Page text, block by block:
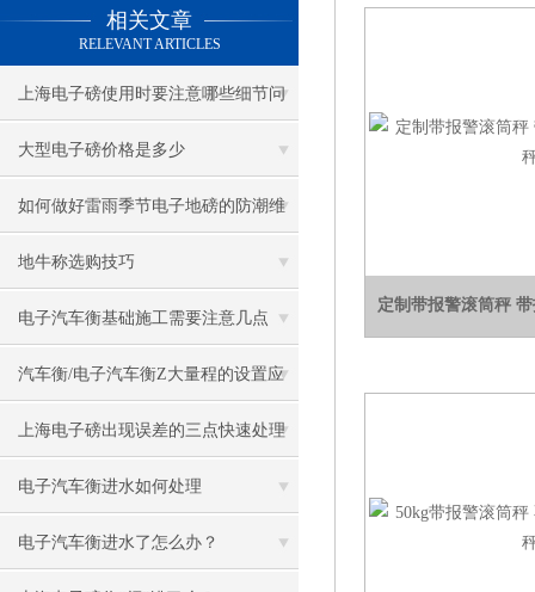
相关文章
RELEVANT ARTICLES
上海电子磅使用时要注意哪些细节问
题
大型电子磅价格是多少
如何做好雷雨季节电子地磅的防潮维
护工作？
地牛称选购技巧
电子汽车衡基础施工需要注意几点
汽车衡/电子汽车衡Z大量程的设置应
用
上海电子磅出现误差的三点快速处理
方法
电子汽车衡进水如何处理
电子汽车衡进水了怎么办？
定制带报警滚筒秤